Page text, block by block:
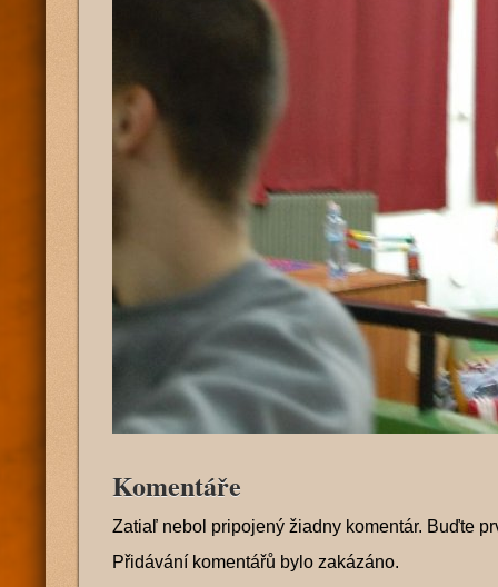
Komentáře
Zatiaľ nebol pripojený žiadny komentár. Buďte
Přidávání komentářů bylo zakázáno.